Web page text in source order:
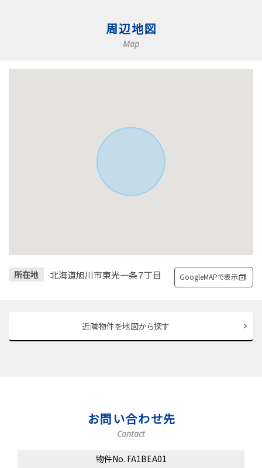
周辺地図
Map
所在地 北海道旭川市東光一条７丁目 GoogleMAPで表示
近隣物件を地図から探す
お問い合わせ先
Contact
物件No. FA1BEA01